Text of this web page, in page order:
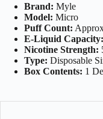
Brand: Myle
Model: Micro
Puff Count:
E-Liquid Capacity:
Nicotine Strength:
Type: Disposable
Box Contents: 1